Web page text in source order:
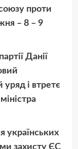
проти
– 8 – 9
Данії
уряд і втретє
українських
захисту ЄС